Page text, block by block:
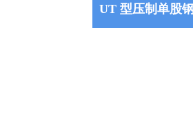
UT 型压制单股